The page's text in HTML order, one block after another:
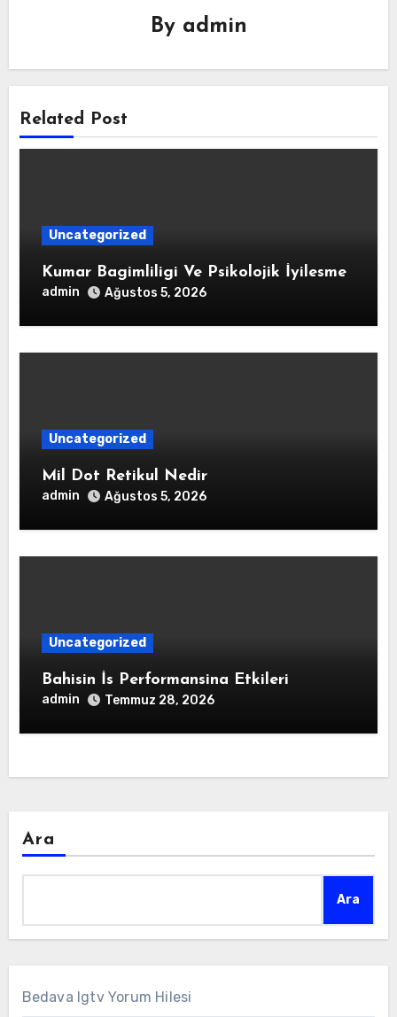
By admin
Related Post
Uncategorized
Kumar Bagimliligi Ve Psikolojik İyilesme
admin Ağustos 5, 2026
Uncategorized
Mil Dot Retikul Nedir
admin Ağustos 5, 2026
Uncategorized
Bahisin İs Performansina Etkileri
admin Temmuz 28, 2026
Ara
Ara
Bedava Igtv Yorum Hilesi